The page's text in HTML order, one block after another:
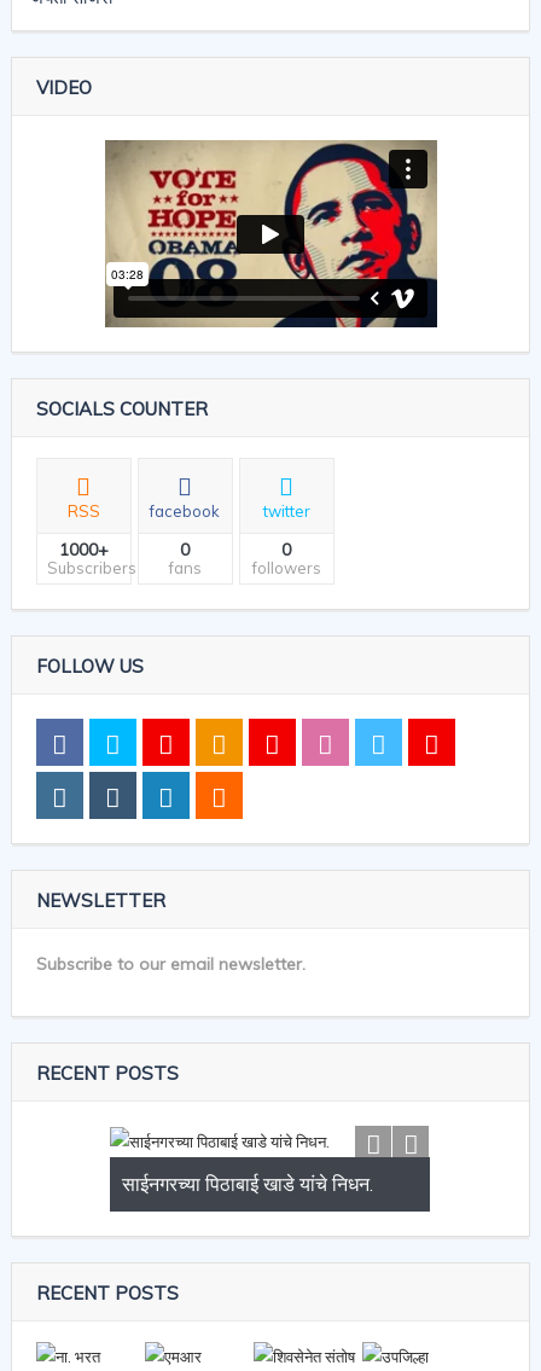
VIDEO
SOCIALS COUNTER
RSS
1000+
Subscribers
facebook
0
fans
twitter
0
followers
FOLLOW US
NEWSLETTER
Subscribe to our email newsletter.
RECENT POSTS
साईनगरच्या पिठाबाई खाडे यांचे निधन.
RECENT POSTS